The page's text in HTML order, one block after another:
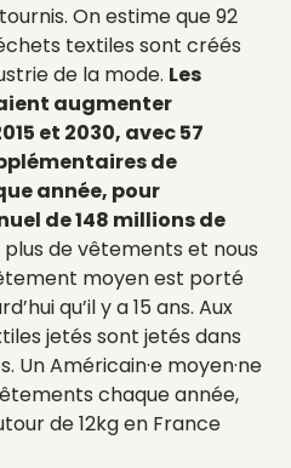
On estime que 92
textiles sont créés
de la mode. Les
augmenter
et 2030, avec 57
de
année, pour
de 148 millions de
plus de vêtements et nous
moyen est porté
qu’il y a 15 ans. Aux
jetés sont jetés dans
Un Américain·e moyen·ne
chaque année,
de 12kg en France